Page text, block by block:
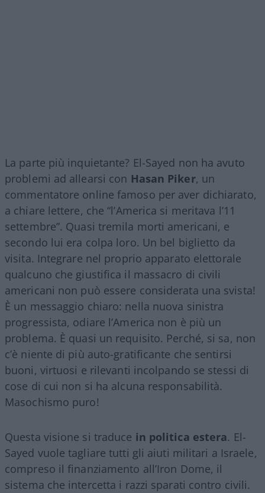
La parte più inquietante? El-Sayed non ha avuto
problemi ad allearsi con Hasan Piker, un
commentatore online famoso per aver dichiarato,
a chiare lettere, che “l’America si meritava l’11
settembre”. Quasi tremila morti americani, e
secondo lui era colpa loro. Un bel biglietto da
visita. Integrare nel proprio apparato elettorale
qualcuno che giustifica il massacro di civili
americani non può essere considerata una svista!
È un messaggio chiaro: nella nuova sinistra
progressista, odiare l’America non è più un
problema. È quasi un requisito. Perché, si sa, non
c’è niente di più auto-gratificante che sentirsi
buoni, virtuosi e rilevanti incolpando se stessi di
cose di cui non si ha alcuna responsabilità.
Masochismo puro!
Questa visione si traduce in politica estera. El-
Sayed vuole tagliare tutti gli aiuti militari a Israele,
compreso il finanziamento all’Iron Dome, il
sistema che intercetta i razzi sparati contro civili.